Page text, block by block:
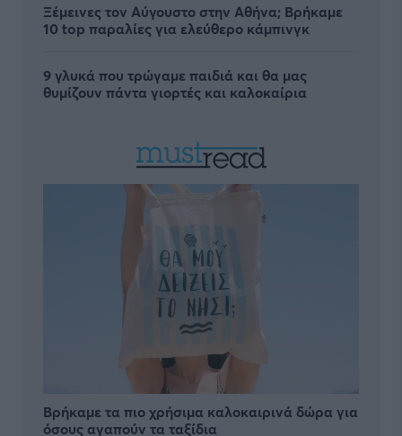
Ξέμεινες τον Αύγουστο στην Αθήνα; Βρήκαμε
10 top παραλίες για ελεύθερο κάμπινγκ
9 γλυκά που τρώγαμε παιδιά και θα μας
θυμίζουν πάντα γιορτές και καλοκαίρια
Βρήκαμε τα πιο χρήσιμα καλοκαιρινά δώρα για
όσους αγαπούν τα ταξίδια